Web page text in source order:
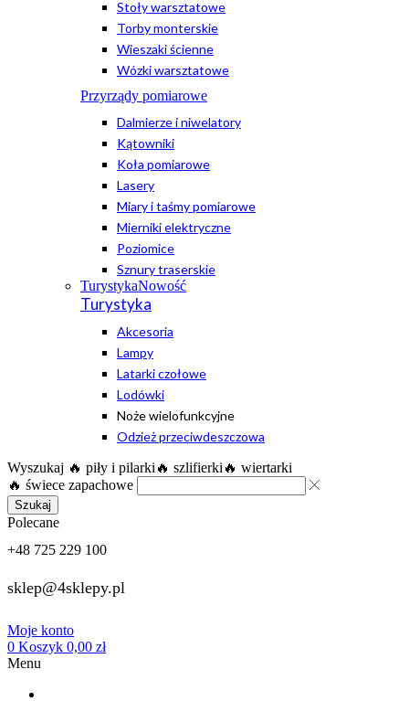
Stoły warsztatowe
Torby monterskie
Wieszaki ścienne
Wózki warsztatowe
Przyrządy pomiarowe
Dalmierze i niwelatory
Kątowniki
Koła pomiarowe
Lasery
Miary i taśmy pomiarowe
Mierniki elektryczne
Poziomice
Sznury traserskie
TurystykaNowość
Turystyka
Akcesoria
Lampy
Latarki czołowe
Lodówki
Noże wielofunkcyjne
Odzież przeciwdeszczowa
Wyszukaj 🔥 piły i pilarki 🔥 szlifierki 🔥 wiertarki
🔥 świece zapachowe
Szukaj
Polecane
+48 725 229 100
sklep@4sklepy.pl
Moje konto
0 Koszyk 0,00 zł
Menu